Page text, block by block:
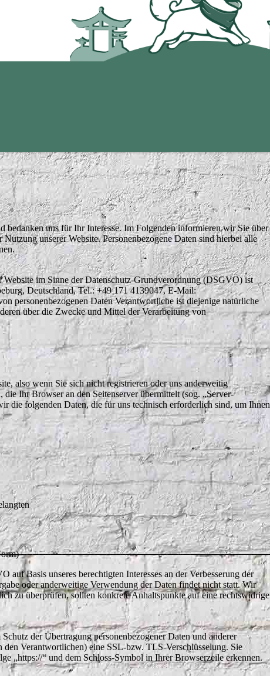
bedanken uns für Ihr Interesse. Im Folgenden informieren wir Sie über
unserer Website. Personenbezogene Daten sind hierbei alle
im Sinne der Datenschutz-Grundverordnung (DSGVO) ist
Deutschland, Tel.: +49 171 4139047, E-Mail:
personenbezogenen Daten Verantwortliche ist diejenige natürliche
über die Zwecke und Mittel der Verarbeitung von
also wenn Sie sich nicht registrieren oder uns anderweitig
Ihr Browser an den Seitenserver übermittelt (sog. „Server-
die folgenden Daten, die für uns technisch erforderlich sind, um Ihnen
Basis unseres berechtigten Interesses an der Verbesserung der
oder anderweitige Verwendung der Daten findet nicht statt. Wir
zu überprüfen, sollten konkrete Anhaltspunkte auf eine rechtswidrige
der Übertragung personenbezogener Daten und anderer
Verantwortlichen) eine SSL-bzw. TLS-Verschlüsselung. Sie
„https://“ und dem Schloss-Symbol in Ihrer Browserzeile erkennen.